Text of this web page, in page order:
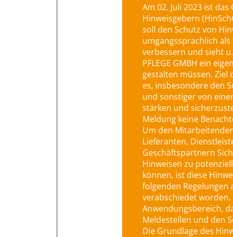
Am 02. Juli 2023 ist
Hinweisgebern
soll den Schutz von
umgangssprachlich
verbessern und sieht
PFLEGE GMBH ein
gestalten müssen. Ziel
es, insbesondere den
und sonstiger von
stärken und
Meldung keine
Um den
Lieferanten,
Geschäftspartnern
Hinweisen zu
können, ist diese
folgenden Regelungen
verabschiedet
Anwendungsbereich,
Meldestellen und den
Die Grundlage des